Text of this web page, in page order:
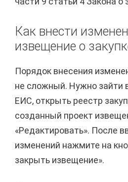
Как внести
извещение о
Порядок внесения
не сложный. Нужно зайти
ЕИС, открыть реестр
созданный проект
«Редактировать». После
изменений нажмите на
закрыть извещение».